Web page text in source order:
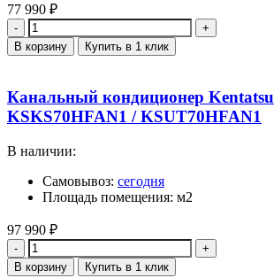
77 990 ₽
Количество
В корзину Купить в 1 клик
Канальный кондиционер Kentatsu
KSKS70HFAN1 / KSUT70HFAN1
В наличии:
Самовывоз: сегодня
Площадь помещения: м2
97 990 ₽
Количество
В корзину Купить в 1 клик